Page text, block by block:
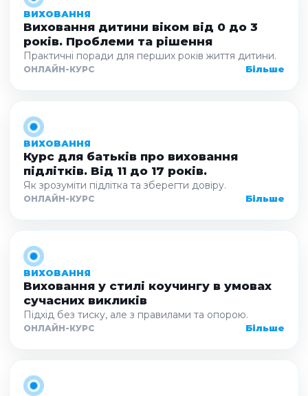
ВИХОВАННЯ
Виховання дитини віком від 0 до 3
років. Проблеми та рішення
Практичні поради для перших років життя дитини.
ОНЛАЙН-КУРС Більше
ВИХОВАННЯ
Курс для батьків про виховання
підлітків. Від 11 до 17 років.
Як зрозуміти підлітка та зберегти довіру.
ОНЛАЙН-КУРС Більше
ВИХОВАННЯ
Виховання у стилі коучингу в умовах
сучасних викликів
Підхід без тиску, але з правилами та опорою.
ОНЛАЙН-КУРС Більше